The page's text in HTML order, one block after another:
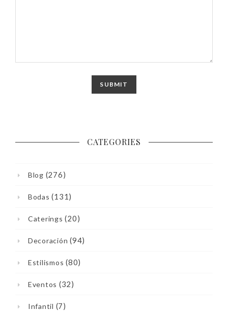
CATEGORIES
Blog (276)
Bodas (131)
Caterings (20)
Decoración (94)
Estilismos (80)
Eventos (32)
Infantil (7)